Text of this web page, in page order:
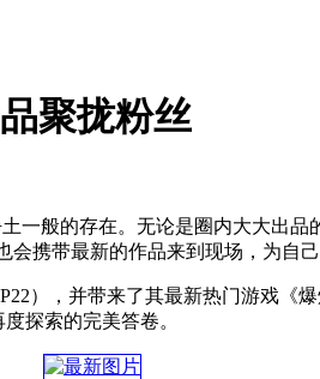
聚拢粉丝
一般的存在。无论是圈内大大出
携带最新的作品来到现场，为自己
），并带来了其最新热门游戏
探索的完美答卷。